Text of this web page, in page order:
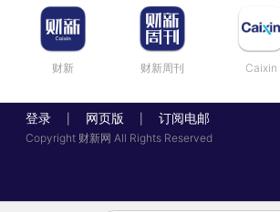
财新 财新周刊 Caixin
登录 网页版 订阅电邮
Copyright 财新网 All Rights Reserved